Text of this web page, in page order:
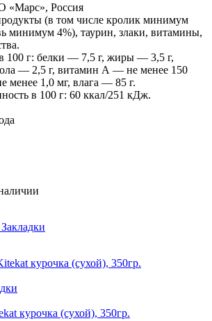
«Марс», Россия
(в том числе кролик минимум
минимум 4%), таурин, злаки, витамины,
100 г: белки — 7,5 г, жиры — 3,5 г,
— 2,5 г, витамин А — не менее 150
1,0 мг, влага — 85 г.
в 100 г: 60 ккал/251 кДж.
курочка (сухой), 350гр.